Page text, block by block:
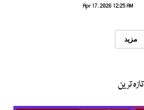
Apr 17, 2026 12:25 AM
مزید
تازہ ترین